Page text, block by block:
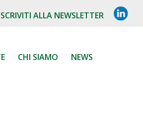
ALLA NEWSLETTER
L
I
CHI SIAMO NEWS